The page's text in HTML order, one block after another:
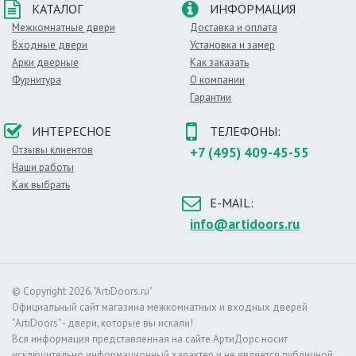
В качестве каркаса используются прочные породы
древесины, внутреннее пространство заполняется
сотовыми элементами. Наружным покрытием
служат МДФ плиты, которые покрываются слоем
эмали. Такое строение обеспечивает все
вышеперечисленные достоинства дверей.
Изначально так называли дубовую древесину,
обработанную химическими веществами. В
стали развиваться, и теперь под это понятие
подходят все двери, имеющие аналогичную
окраску и характерный рисунок натуральной
присущий более дорогим изделиям. Он хорошо
сочетается как с классическим стилем, так и
современными веяниями в дизайнерском
искусстве. Светлые тона визуально расширяют
КАТАЛОГ
Межкомнатные двери
Входные двери
Арки дверные
Фурнитура
ИНФОРМАЦИЯ
Доставка и оплата
Установка и замер
Как заказать
О компании
Гарантии
ИНТЕРЕСНОЕ
Отзывы клиентов
Наши работы
Как выбрать
ТЕЛЕФОНЫ:
+7 (495) 409-45-55
E-MAIL:
info@artidoors.ru
© Copyright 2026. "ArtiDoors.ru"
Официальный сайт магазина межкомнатных и входных дверей
"ArtiDoors" - двери, которые вы искали!
Вся информация представленная на сайте АртиДорс носит